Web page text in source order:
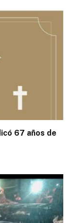
67 años de